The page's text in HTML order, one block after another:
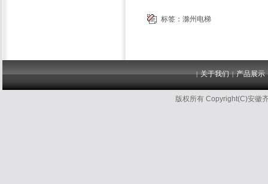
标签： 滁州电梯
|关于我们 |产品展示
版权所有 Copyright(C)安